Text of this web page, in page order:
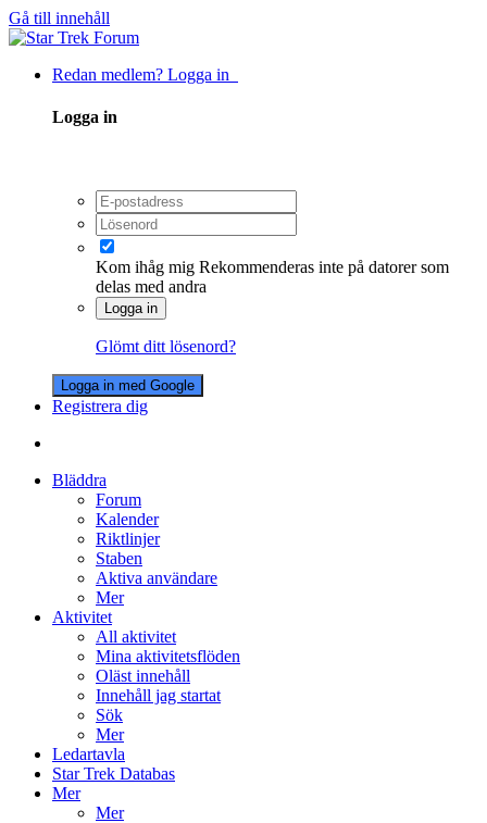
Gå till innehåll
Redan medlem? Logga in
Logga in
Kom ihåg mig Rekommenderas inte på datorer som
delas med andra
Logga in
Glömt ditt lösenord?
Logga in med Google
Registrera dig
Bläddra
Forum
Kalender
Riktlinjer
Staben
Aktiva användare
Mer
Aktivitet
All aktivitet
Mina aktivitetsflöden
Oläst innehåll
Innehåll jag startat
Sök
Mer
Ledartavla
Star Trek Databas
Mer
Mer